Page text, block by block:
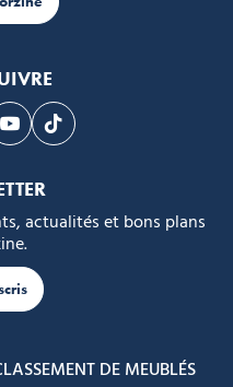
sur Facebook
nous sur Instagram
Suivez-nous sur Youtube
Suivez-nous sur
actualités et bons plans
DE MEUBLÉS